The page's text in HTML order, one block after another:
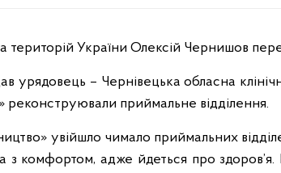
територій України Олексій Чернишов
урядовець – Чернівецька обласна
реконструювали приймальне відділення.
увійшло чимало приймальних
з комфортом, адже йдеться про